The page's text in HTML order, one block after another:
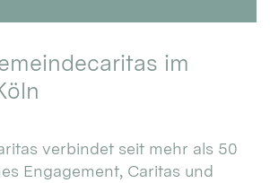
im
verbindet seit mehr als 50
Engagement, Caritas und